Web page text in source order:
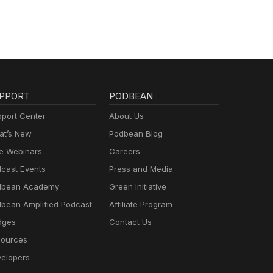
Center
New
Webinars
Events
Academy
Amplified Podcast
PODBEAN
About Us
Podbean Blog
Careers
Press and Media
Green Initiative
Affiliate Program
Contact Us